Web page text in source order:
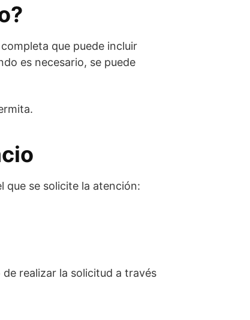
que puede incluir
es necesario, se puede
que se solicite la atención:
realizar la solicitud a través